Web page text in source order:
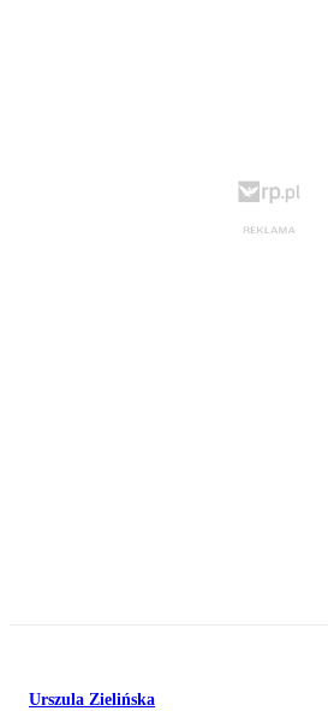
Urszula Zielińska